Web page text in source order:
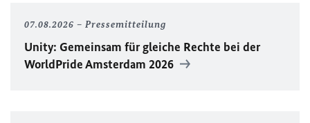
07.08.2026 Pressemitteilung
Unity: Gemeinsam für gleiche Rechte bei der
WorldPrideAmsterdam 2026